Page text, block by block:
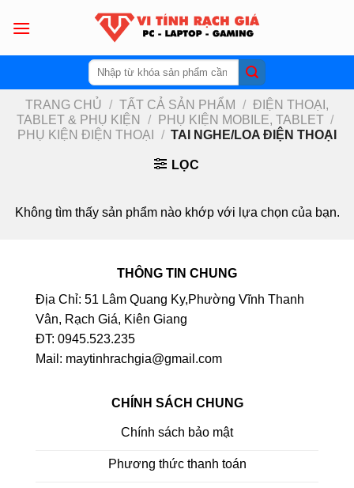
Tìm
kiếm:
TRANG CHỦ / TẤT CẢ SẢN PHẨM / ĐIỆN THOẠI,
TABLET & PHỤ KIỆN
/ PHỤ KIỆN MOBILE, TABLET /
PHỤ KIỆN ĐIỆN THOẠI
/ TAI NGHE/LOA ĐIỆN THOẠI
LỌC
Không tìm thấy sản phẩm nào khớp với lựa chọn của bạn.
THÔNG TIN CHUNG
Địa Chỉ: 51 Lâm Quang Ky,Phường Vĩnh Thanh
Vân, Rạch Giá, Kiên Giang
ĐT: 0945.523.235
Mail: maytinhrachgia@gmail.com
CHÍNH SÁCH CHUNG
Chính sách bảo mật
Phương thức thanh toán